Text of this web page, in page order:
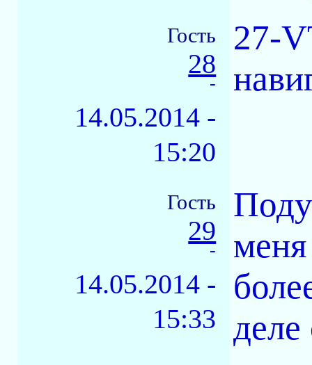
Гость
28
-
14.05.2014 -
15:20
27-
Гость
29
-
14.05.2014 -
15:33 деле